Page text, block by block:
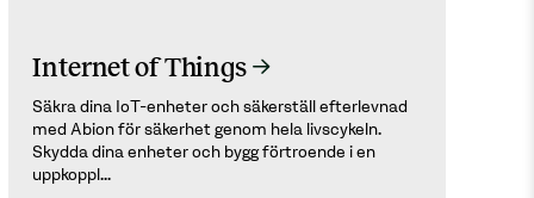
Ekonomiska förluster
Dataintrång kan medföra dyra forensiska
undersökningar, kompensation, böter och
juridiska kostnader. Identitetsstöld ökar de
ekonomiska riskerna ytterligare.
Internet of Things
Säkra dina IoT-enheter och säkerställ efterlevnad
med Abion för säkerhet genom hela livscykeln.
Skydda dina enheter och bygg förtroende i en
uppkoppl...